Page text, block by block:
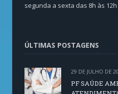
segunda a sexta das 8h às
ÚLTIMAS POSTAGENS
29 DE JULHO DE
PF SAÚDE